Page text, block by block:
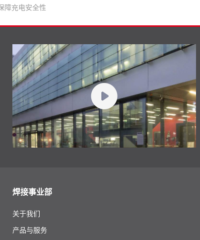
障充电安全性
焊接事业部
关于我们
产品与服务